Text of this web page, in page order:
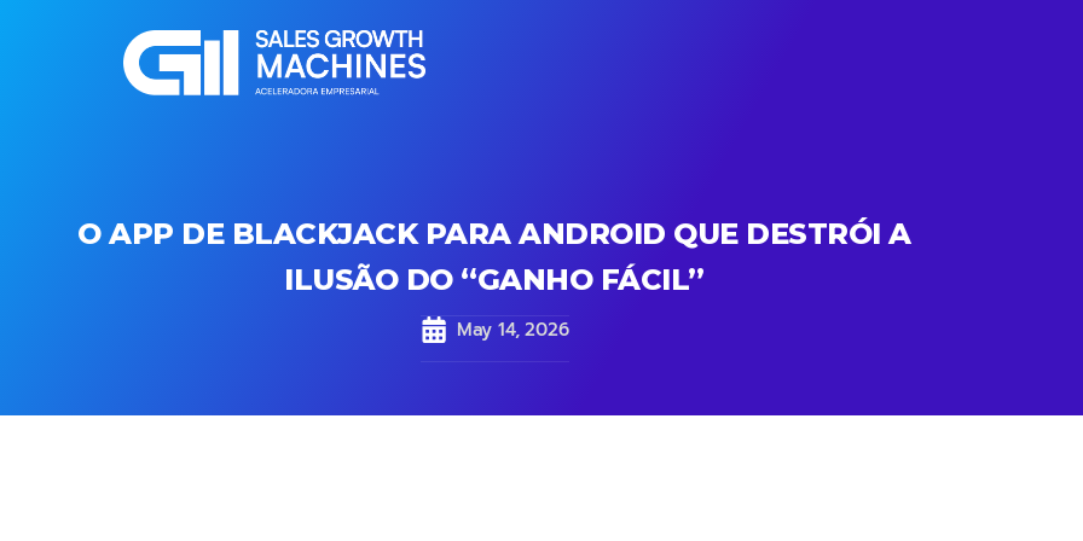
O APP DE BLACKJACK PARA ANDROID QUE DESTRÓI A
ILUSÃO DO “GANHO FÁCIL”
May 14, 2026